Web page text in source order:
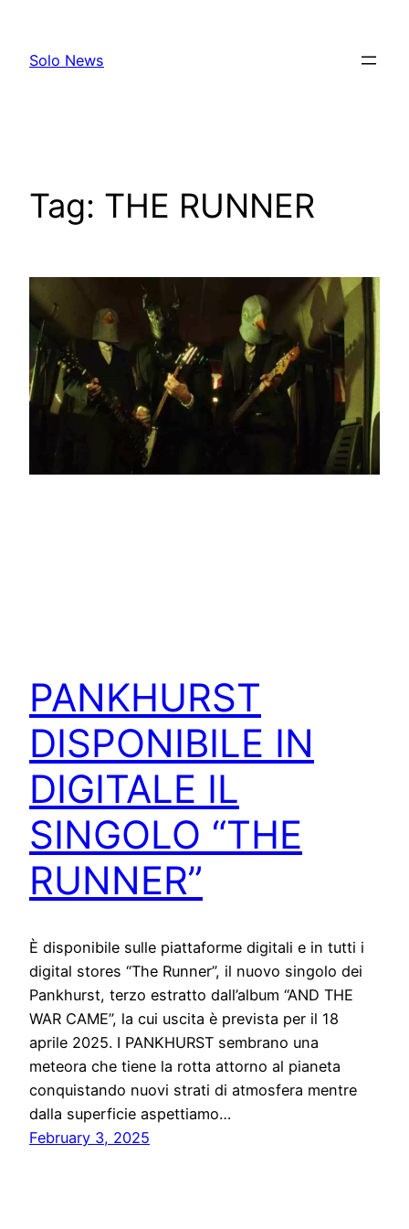
content
Solo News
Tag: THE RUNNER
PANKHURST
DISPONIBILE IN
DIGITALE IL
SINGOLO “THE
RUNNER”
È disponibile sulle piattaforme digitali e in tutti i
digital stores “The Runner”, il nuovo singolo dei
Pankhurst, terzo estratto dall’album “AND THE
WAR CAME”, la cui uscita è prevista per il 18
aprile 2025. I PANKHURST sembrano una
meteora che tiene la rotta attorno al pianeta
conquistando nuovi strati di atmosfera mentre
dalla superficie aspettiamo…
February 3, 2025